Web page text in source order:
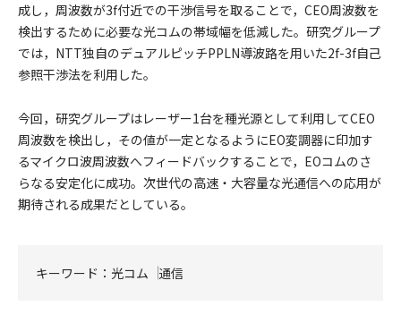
成し，周波数が3f付近での干渉信号を取ることで，CEO周波数を
検出するために必要な光コムの帯域幅を低減した。研究グループ
では，NTT独自のデュアルピッチPPLN導波路を用いた2f-3f自己
参照干渉法を利用した。
今回，研究グループはレーザー1台を種光源として利用してCEO
周波数を検出し，その値が一定となるようにEO変調器に印加す
るマイクロ波周波数へフィードバックすることで，EOコムのさ
らなる安定化に成功。次世代の高速・大容量な光通信への応用が
期待される成果だとしている。
キーワード： 光コム 通信